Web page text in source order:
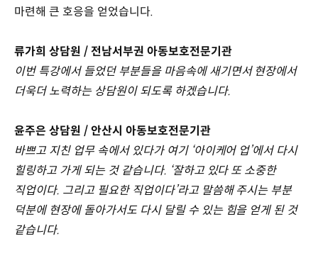
마련해 큰 호응을 얻었습니다.
류가희 상담원 / 전남서부권 아동보호전문기관
이번 특강에서 들었던 부분들을 마음속에 새기면서 현장에서
더욱더 노력하는 상담원이 되도록 하겠습니다.
윤주은 상담원 / 안산시 아동보호전문기관
바쁘고 지친 업무 속에서 있다가 여기 ‘아이케어 업’에서 다시
힐링하고 가게 되는 것 같습니다. ‘잘하고 있다 또 소중한
직업이다. 그리고 필요한 직업이다’라고 말씀해 주시는 부분
덕분에 현장에 돌아가서도 다시 달릴 수 있는 힘을 얻게 된 것
같습니다.